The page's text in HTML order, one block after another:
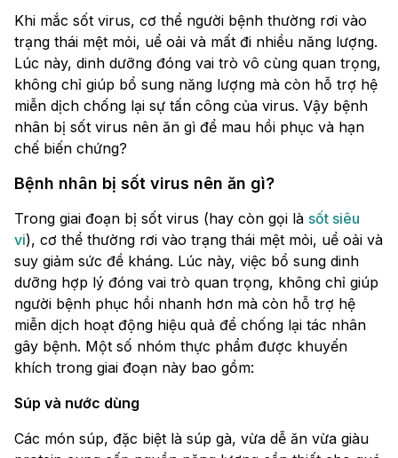
Khi mắc sốt virus, cơ thể người bệnh thường rơi vào
trạng thái mệt mỏi, uể oải và mất đi nhiều năng lượng.
Lúc này, dinh dưỡng đóng vai trò vô cùng quan trọng,
không chỉ giúp bổ sung năng lượng mà còn hỗ trợ hệ
miễn dịch chống lại sự tấn công của virus. Vậy bệnh
nhân bị sốt virus nên ăn gì để mau hồi phục và hạn
chế biến chứng?
Bệnh nhân bị sốt virus nên ăn gì?
Trong giai đoạn bị sốt virus (hay còn gọi là sốt siêu
vi), cơ thể thường rơi vào trạng thái mệt mỏi, uể oải và
suy giảm sức đề kháng. Lúc này, việc bổ sung dinh
dưỡng hợp lý đóng vai trò quan trọng, không chỉ giúp
người bệnh phục hồi nhanh hơn mà còn hỗ trợ hệ
miễn dịch hoạt động hiệu quả để chống lại tác nhân
gây bệnh. Một số nhóm thực phẩm được khuyến
khích trong giai đoạn này bao gồm:
Súp và nước dùng
Các món súp, đặc biệt là súp gà, vừa dễ ăn vừa giàu